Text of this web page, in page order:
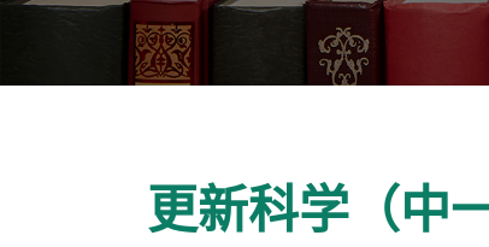
更新科学（中